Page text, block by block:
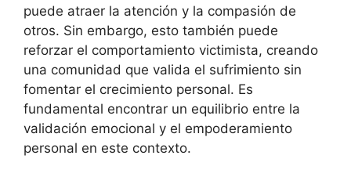
puede atraer la atención y la compasión de
otros. Sin embargo, esto también puede
reforzar el comportamiento victimista, creando
una comunidad que valida el sufrimiento sin
fomentar el crecimiento personal. Es
fundamental encontrar un equilibrio entre la
validación emocional y el empoderamiento
personal en este contexto.